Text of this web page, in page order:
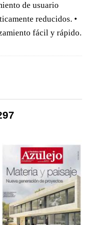
de usuario
reducidos. •
fácil y rápido.